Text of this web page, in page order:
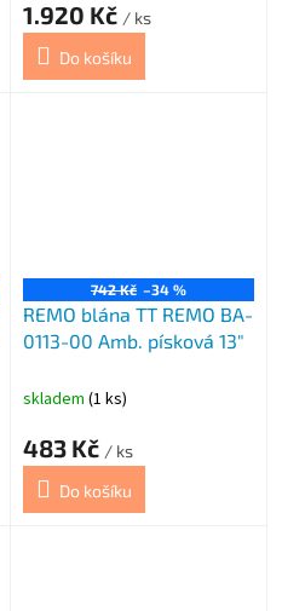
1.920 Kč / ks
Do košíku
742 Kč –34 %
REMO blána TT REMO BA-
0113-00 Amb. písková 13"
skladem (1 ks)
483 Kč / ks
Do košíku